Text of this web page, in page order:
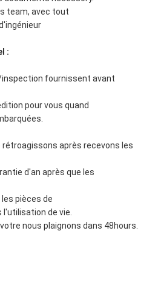
team, avec tout
:
inspection fournissent avant
pour vous quand
rétroagissons après recevons les
d'an après que les
pièces de
l'utilisation de vie.
nous plaignons dans 48hours.